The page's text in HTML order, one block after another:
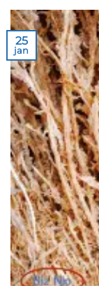
25
jan